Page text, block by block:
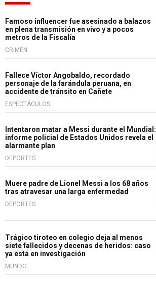
Famoso influencer fue asesinado a balazos
en plena transmisión en vivo y a pocos
metros de la Fiscalía
CRIMEN
Fallece Víctor Angobaldo, recordado
personaje de la farándula peruana, en
accidente de tránsito en Cañete
ESPECTÁCULOS
Intentaron matar a Messi durante el Mundial:
informe policial de Estados Unidos revela el
alarmante plan
DEPORTES
Muere padre de Lionel Messi a los 68 años
tras atravesar una larga enfermedad
DEPORTES
Trágico tiroteo en colegio deja al menos
siete fallecidos y decenas de heridos: caso
ya está en investigación
MUNDO